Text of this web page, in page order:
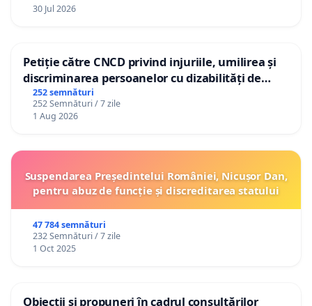
30 Jul 2026
Petiție către CNCD privind injuriile, umilirea și
discriminarea persoanelor cu dizabilități de
către utilizatorul TikTok „Gorici”
252 semnături
252 Semnături / 7 zile
1 Aug 2026
Suspendarea Președintelui României, Nicușor Dan,
pentru abuz de funcție și discreditarea statului
47 784 semnături
232 Semnături / 7 zile
1 Oct 2025
Obiecții și propuneri în cadrul consultărilor